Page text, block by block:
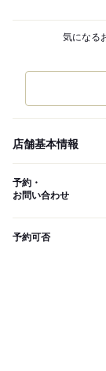
気になる
店舗基本情報
予約・
お問い合わせ
予約可否